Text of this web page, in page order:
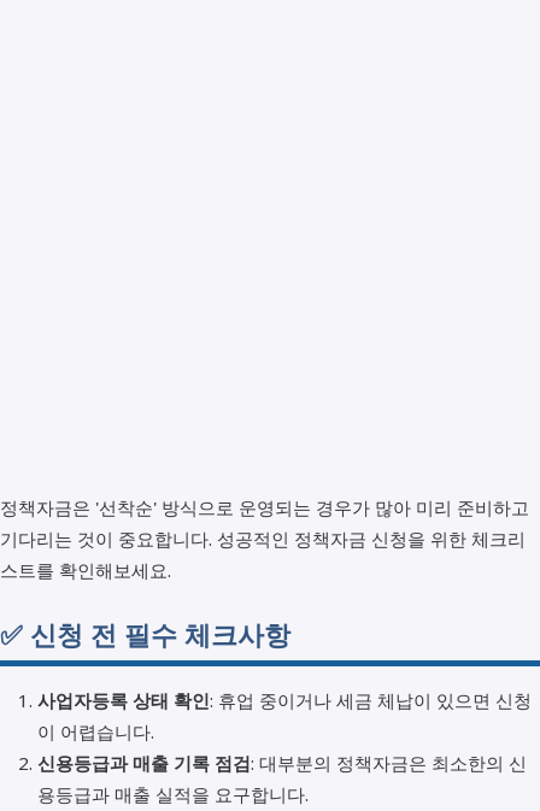
정책자금은 '선착순' 방식으로 운영되는 경우가 많아 미리 준비하고
기다리는 것이 중요합니다. 성공적인 정책자금 신청을 위한 체크리
스트를 확인해보세요.
✅ 신청 전 필수 체크사항
사업자등록 상태 확인: 휴업 중이거나 세금 체납이 있으면 신청
이 어렵습니다.
신용등급과 매출 기록 점검: 대부분의 정책자금은 최소한의 신
용등급과 매출 실적을 요구합니다.